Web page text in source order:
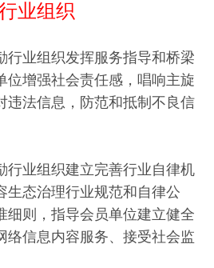
业组织
业组织发挥服务指导和桥梁
位增强社会责任感，唱响主旋
违法信息，防范和抵制不良信
业组织建立完善行业自律机
生态治理行业规范和自律公
细则，指导会员单位建立健全
络信息内容服务、接受社会监